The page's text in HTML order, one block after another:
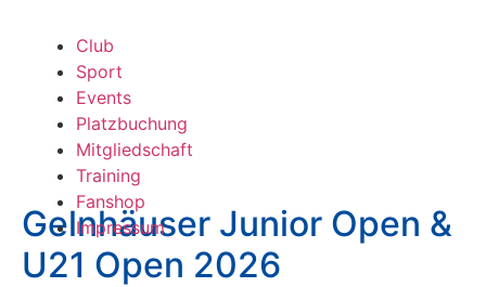
Club
Sport
Events
Platzbuchung
Mitgliedschaft
Training
Fanshop
Impressum
Gelnhäuser Junior Open &
U21 Open 2026